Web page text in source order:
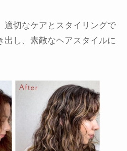
適切なケアとスタイリングで
出し、素敵なヘアスタイルに